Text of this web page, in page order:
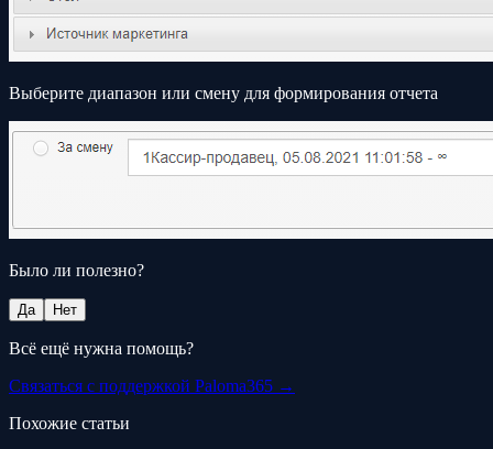
Выберите диапазон или смену для формирования отчета
Было ли полезно?
Да Нет
Всё ещё нужна помощь?
Связаться с поддержкой Paloma365 →
Похожие статьи